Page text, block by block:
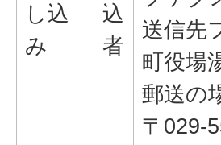
し込
み
込
者
送信先
町役場
郵送の
〒029-